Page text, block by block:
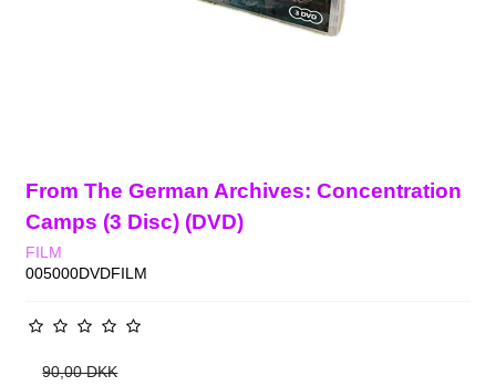
From The German Archives: Concentration
Camps (3 Disc) (DVD)
FILM
005000DVDFILM
90,00 DKK